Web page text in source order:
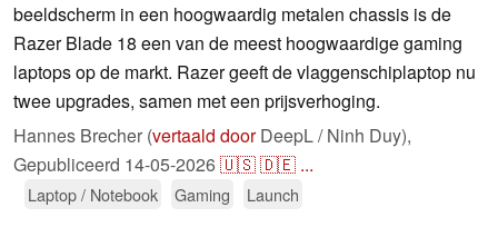
beeldscherm in een hoogwaardig metalen chassis is de
Razer Blade 18 een van de meest hoogwaardige gaming
laptops op de markt. Razer geeft de vlaggenschiplaptop nu
twee upgrades, samen met een prijsverhoging.
Hannes Brecher (vertaald doorDeepL / Ninh Duy),
Gepubliceerd 14-05-2026🇺🇸🇩🇪 ...
Laptop / Notebook Gaming Launch